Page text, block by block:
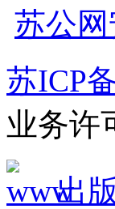
苏公网
苏ICP
业务许
出